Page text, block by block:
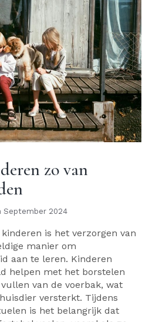
zo van
September 2024
is het verzorgen van
manier om
aan te leren. Kinderen
helpen met het borstelen
van de voerbak, wat
versterkt. Tijdens
is het belangrijk dat